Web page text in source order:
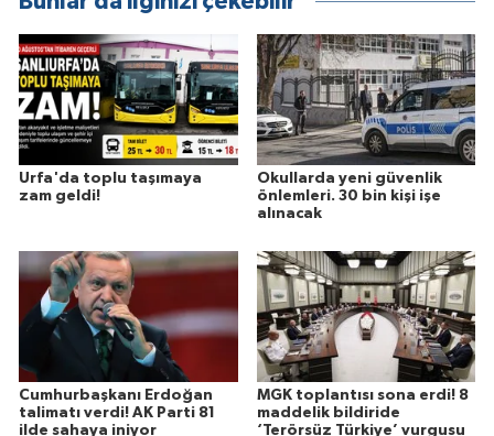
Urfa'da toplu taşımaya
zam geldi!
Okullarda yeni güvenlik
önlemleri. 30 bin kişi işe
alınacak
Cumhurbaşkanı Erdoğan
talimatı verdi! AK Parti 81
ilde sahaya iniyor
MGK toplantısı sona erdi! 8
maddelik bildiride
‘Terörsüz Türkiye’ vurgusu